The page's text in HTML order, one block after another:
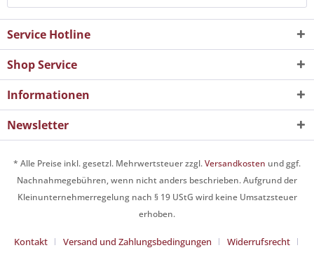
Service Hotline
Shop Service
Informationen
Newsletter
* Alle Preise inkl. gesetzl. Mehrwertsteuer zzgl.Versandkosten und ggf.
Nachnahmegebühren, wenn nicht anders beschrieben. Aufgrund der
Kleinunternehmerregelung nach § 19 UStG wird keine Umsatzsteuer
erhoben.
Kontakt Versand und Zahlungsbedingungen
Widerrufsrecht